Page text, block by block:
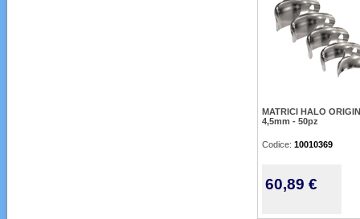
MATRICI HALO
4,5mm - 50pz
Codice: 10010369
60,89 €